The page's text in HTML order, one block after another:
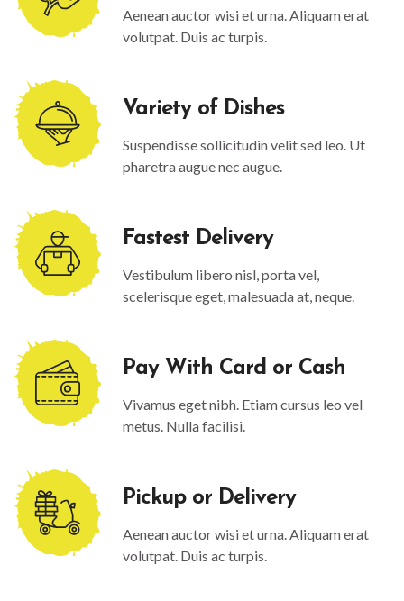
Aenean auctor wisi et urna. Aliquam erat
volutpat. Duis ac turpis.
Variety of Dishes
Suspendisse sollicitudin velit sed leo. Ut
pharetra augue nec augue.
Fastest Delivery
Vestibulum libero nisl, porta vel,
scelerisque eget, malesuada at, neque.
Pay With Card or Cash
Vivamus eget nibh. Etiam cursus leo vel
metus. Nulla facilisi.
Pickup or Delivery
Aenean auctor wisi et urna. Aliquam erat
volutpat. Duis ac turpis.